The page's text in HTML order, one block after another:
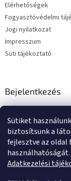
Sütiket
biztosítsunk a
fejlesztve az
használhatóságát.
Adatkezelési
Elérhetőségek
Fogyasztóvédelmi
Jogi nyilatkozat
Impresszum
Süti tájékoztató
Bejelentkezés
Jelszó
BEJELENTKEZÉS
Új regisztráció